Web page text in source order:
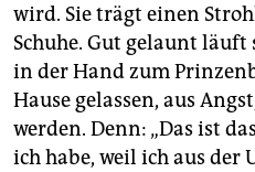
wird. Sie trägt einen
Schuhe. Gut gelaunt
in der Hand zum
Hause gelassen, aus
werden. Denn: „Das ist
ich habe, weil ich aus der